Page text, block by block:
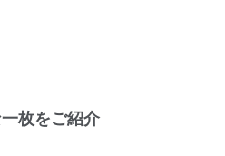
枚をご紹介